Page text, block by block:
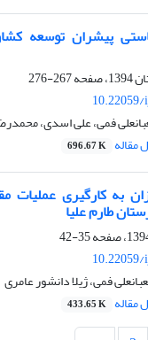
پیشران توسعه
267-276
فمی، علی اسدی،
مقاله 696.67 K
به کارگیری عملیات
طارم علیا
35-42
فمی، ژیلا دانشور عامری
مقاله 433.65 K